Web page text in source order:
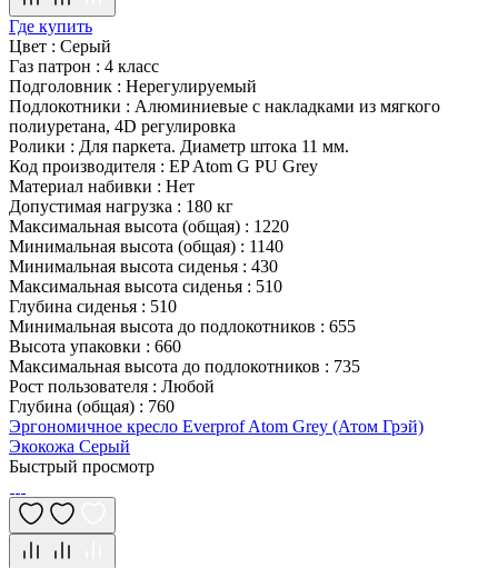
Где купить
Цвет : Серый
Газ патрон : 4 класс
Подголовник : Нерегулируемый
Подлокотники : Алюминиевые с накладками из мягкого
полиуретана, 4D регулировка
Ролики : Для паркета. Диаметр штока 11 мм.
Код производителя : EP Atom G PU Grey
Материал набивки : Нет
Допустимая нагрузка : 180 кг
Максимальная высота (общая) : 1220
Минимальная высота (общая) : 1140
Минимальная высота сиденья : 430
Максимальная высота сиденья : 510
Глубина сиденья : 510
Минимальная высота до подлокотников : 655
Высота упаковки : 660
Максимальная высота до подлокотников : 735
Рост пользователя : Любой
Глубина (общая) : 760
Эргономичное кресло Everprof Atom Grey (Атом Грэй)
Экокожа Серый
Быстрый просмотр